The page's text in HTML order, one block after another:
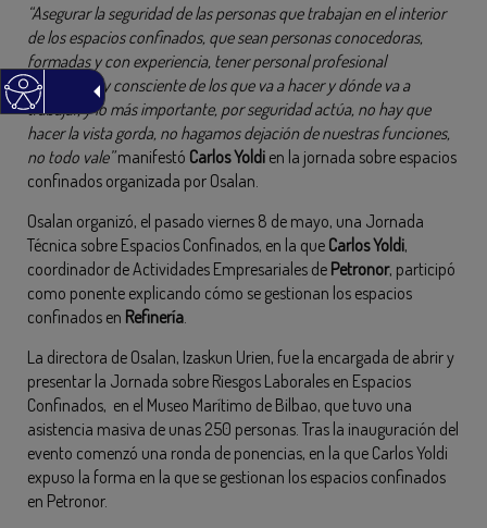
“Asegurar la seguridad de las personas que trabajan en el interior
de los espacios confinados, que sean personas conocedoras,
formadas y con experiencia, tener personal profesional
cualificado y consciente de los que va a hacer y dónde va a
trabajar, y lo más importante, por seguridad actúa, no hay que
hacer la vista gorda, no hagamos dejación de nuestras funciones,
no todo vale”manifestó Carlos Yoldi en la jornada sobre espacios
confinados organizada por Osalan.
Osalan organizó, el pasado viernes 8 de mayo, una Jornada
Técnica sobre Espacios Confinados, en la que Carlos Yoldi,
coordinador de Actividades Empresariales de Petronor, participó
como ponente explicando cómo se gestionan los espacios
confinados en Refinería
La directora de Osalan, Izaskun Urien, fue la encargada de abrir y
presentar la Jornada sobre Riesgos Laborales en Espacios
Confinados, en el Museo Marítimo de Bilbao, que tuvo una
asistencia masiva de unas 250 personas. Tras la inauguración del
evento comenzó una ronda de ponencias, en la que Carlos Yoldi
expuso la forma en la que se gestionan los espacios confinados
en Petronor.